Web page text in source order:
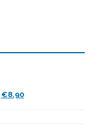
Il
€8.90Il